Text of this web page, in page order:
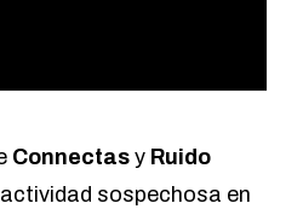
Connectas y Ruido
sospechosa en